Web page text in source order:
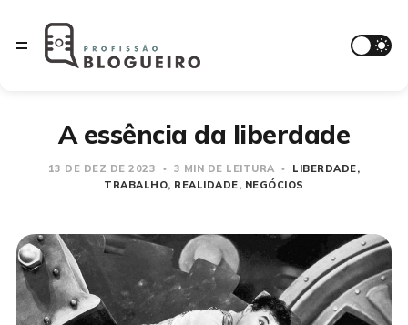
A essência da liberdade
13 DE DEZ DE 2023 3 MIN DE LEITURA
LIBERDADE
TRABALHO REALIDADE NEGÓCIOS